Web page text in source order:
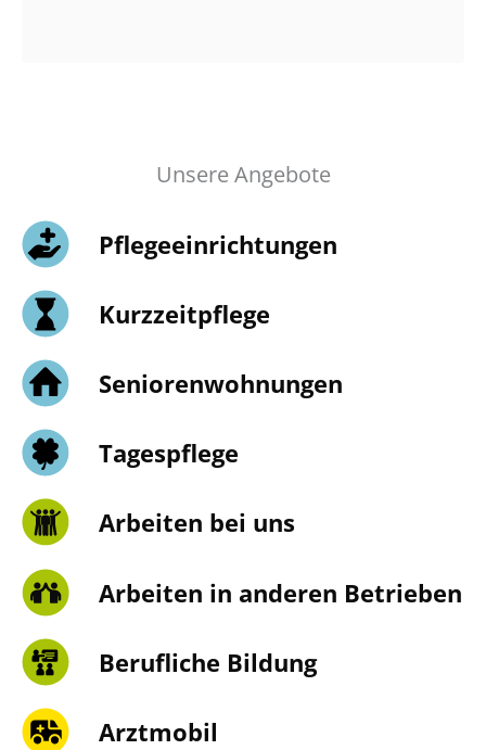
Unsere Angebote
Pflege­einrichtungen
Kurzzeitpflege
Senioren­wohnungen
Tagespflege
Arbeiten bei uns
Arbeiten in anderen Betrieben
Berufliche Bildung
Arztmobil